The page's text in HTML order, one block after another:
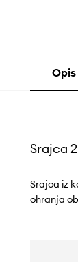
Srajca
Srajca iz
ohranja